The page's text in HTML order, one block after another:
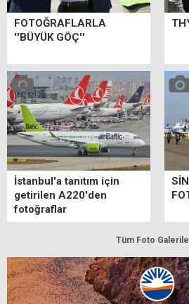
FOTOĞRAFLARLA
''BÜYÜK GÖÇ''
İstanbul'a tanıtım için
getirilen A220'den
fotoğraflar
Tüm Foto